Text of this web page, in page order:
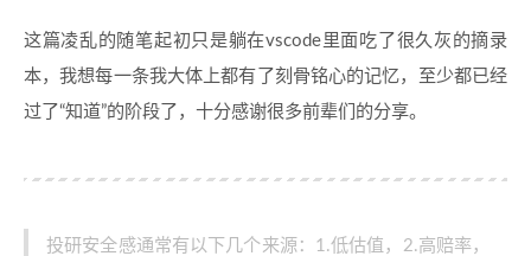
这篇凌乱的随笔起初只是躺在vscode里面吃了很久灰的摘录
本，我想每一条我大体上都有了刻骨铭心的记忆，至少都已经
过了“知道”的阶段了，十分感谢很多前辈们的分享。
投研安全感通常有以下几个来源：1.低估值，2.高赔率，